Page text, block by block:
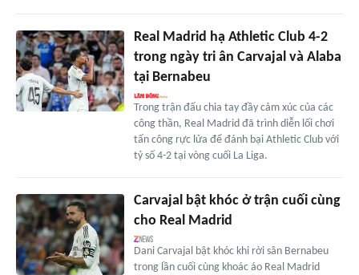
Real Madrid hạ Athletic Club 4-2
trong ngày tri ân Carvajal và Alaba
tại Bernabeu
Trong trận đấu chia tay đầy cảm xúc của các
công thần, Real Madrid đã trình diễn lối chơi
tấn công rực lửa để đánh bại Athletic Club với
tỷ số 4-2 tại vòng cuối La Liga.
Carvajal bật khóc ở trận cuối cùng
cho Real Madrid
Dani Carvajal bật khóc khi rời sân Bernabeu
trong lần cuối cùng khoác áo Real Madrid